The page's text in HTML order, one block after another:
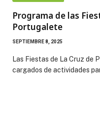
Programa de las
Portugalete
SEPTIEMBRE 8, 2025
Las Fiestas de La Cruz de
cargados de actividades